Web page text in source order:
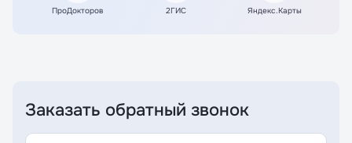
ПроДокторов 2ГИС Яндекс.Карты
Заказать обратный звонок